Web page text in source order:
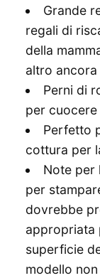
Grande
regali di
della
altro ancora
Perni di
per
Perfetto
cottura per
Note per
per
dovrebbe
appropriata
superficie
modello